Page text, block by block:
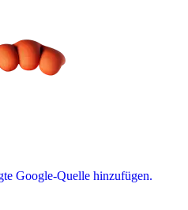
Google-Quelle hinzufügen.